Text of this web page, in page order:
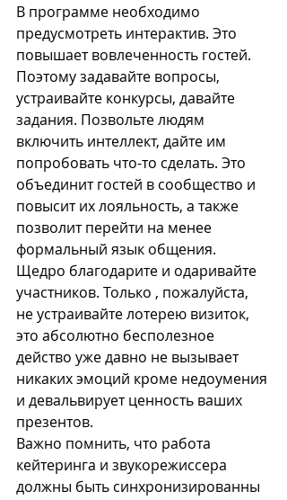
В программе необходимо
предусмотреть интерактив. Это
повышает вовлеченность гостей.
Поэтому задавайте вопросы,
устраивайте конкурсы, давайте
задания. Позвольте людям
включить интеллект, дайте им
попробовать что-то сделать. Это
объединит гостей в сообщество и
повысит их лояльность, а также
позволит перейти на менее
формальный язык общения.
Щедро благодарите и одаривайте
участников. Только , пожалуйста,
не устраивайте лотерею визиток,
это абсолютно бесполезное
действо уже давно не вызывает
никаких эмоций кроме недоумения
и девальвирует ценность ваших
презентов.
Важно помнить, что работа
кейтеринга и звукорежиссера
должны быть синхронизированны